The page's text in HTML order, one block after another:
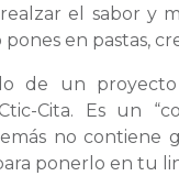
el sabor y
en pastas,
de un
Cita. Es un
no
ponerlo en tu